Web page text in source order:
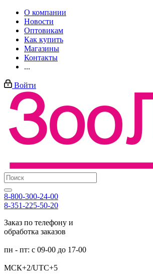
О компании
Новости
Оптовикам
Как купить
Магазины
Контакты
...
Войти
8-800-300-24-00
8-351-225-50-20
Заказ по телефону и
обработка заказов
пн - пт: с 09-00 до 17-00
МСК+2/UTC+5